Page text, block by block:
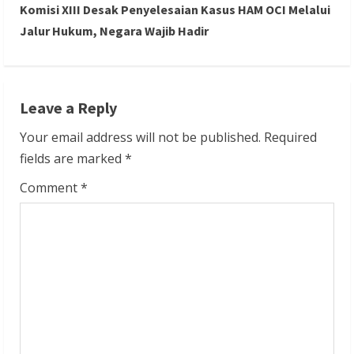
t
u
e
R
Komisi XIII Desak Penyelesaian Kasus HAM OCI Melalui
Jalur Hukum, Negara Wajib Hadir
Leave a Reply
Your email address will not be published. Required
fields are marked *
Comment*